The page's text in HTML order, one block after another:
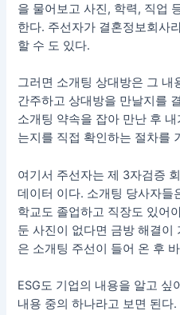
을 물어보고 사진, 학력, 직업
한다. 주선자가 결혼정보회사
할 수 도 있다.
그러면 소개팅 상대방은 그 내
간주하고 상대방을 만날지를
소개팅 약속을 잡아 만난 후
는지를 직접 확인하는 절차를
여기서 주선자는 제 3자검증
데이터 이다. 소개팅 당사자들
학교도 졸업하고 직장도 있어
둔 사진이 없다면 금방 해결이
은 소개팅 주선이 들어 온 후
ESG도 기업의 내용을 알고 싶
내용 중의 하나라고 보면 된다